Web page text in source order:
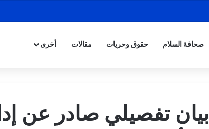
صحافة السلام حقوق وحريات مقالات أخرى
بيان تفصيلي صادر عن